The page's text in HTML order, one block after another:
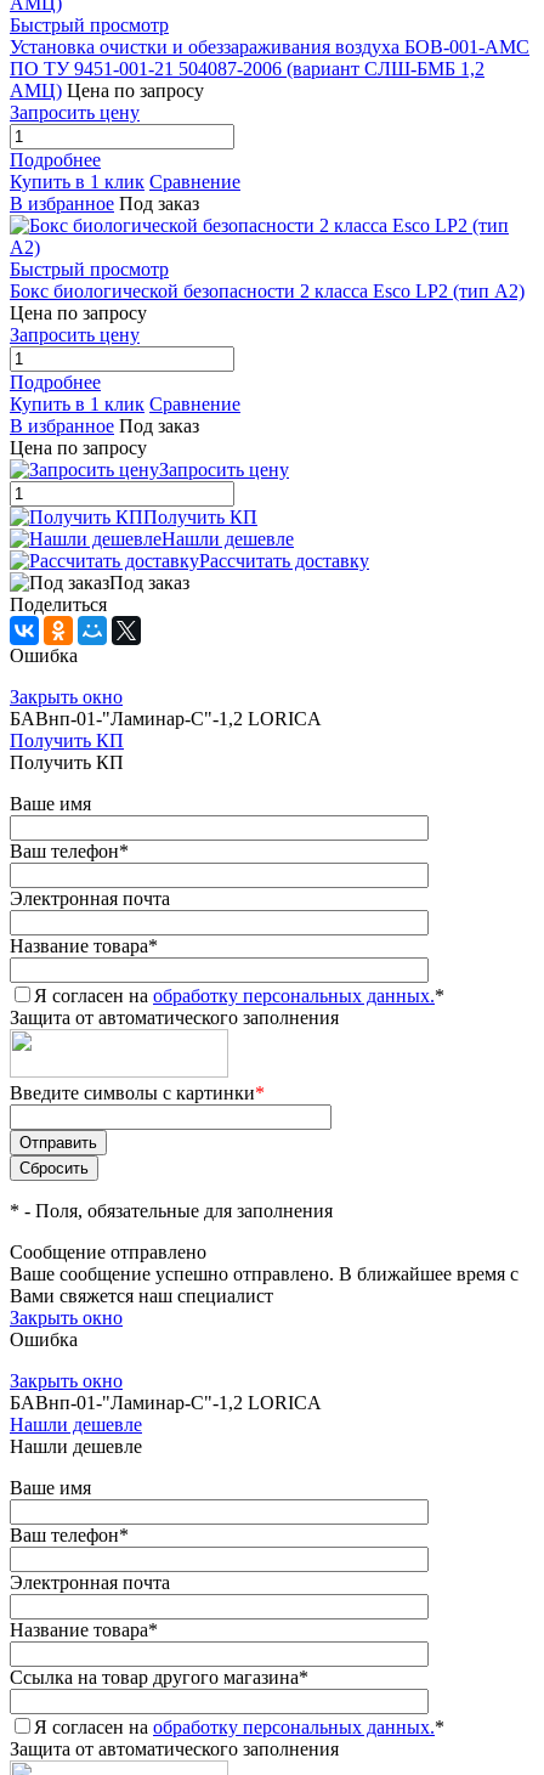
Быстрый просмотр
Установка очистки и обеззараживания воздуха БОВ-001-АМС
ПО ТУ 9451-001-21 504087-2006 (вариант СЛШ-БМБ 1,2
АМЦ) Цена по запросу
Запросить цену
Подробнее
Купить в 1 клик Сравнение
В избранное Под заказ
Быстрый просмотр
Бокс биологической безопасности 2 класса Esco LP2 (тип А2)
Цена по запросу
Запросить цену
Подробнее
Купить в 1 клик Сравнение
В избранное Под заказ
Цена по запросу
Запросить цену
Получить КП
Нашли дешевле
Рассчитать доставку
Под заказ
Поделиться
Ошибка
Закрыть окно
БАВнп-01-"Ламинар-С"-1,2 LORICA
Получить КП
Получить КП
Ваше имя
Ваш телефон*
Электронная почта
Название товара*
Я согласен на обработку персональных данных.*
Защита от автоматического заполнения
Введите символы с картинки*
* - Поля, обязательные для заполнения
Сообщение отправлено
Ваше сообщение успешно отправлено. В ближайшее время с
Вами свяжется наш специалист
Закрыть окно
Ошибка
Закрыть окно
БАВнп-01-"Ламинар-С"-1,2 LORICA
Нашли дешевле
Нашли дешевле
Ваше имя
Ваш телефон*
Электронная почта
Название товара*
Ссылка на товар другого магазина*
Я согласен на обработку персональных данных.*
Защита от автоматического заполнения